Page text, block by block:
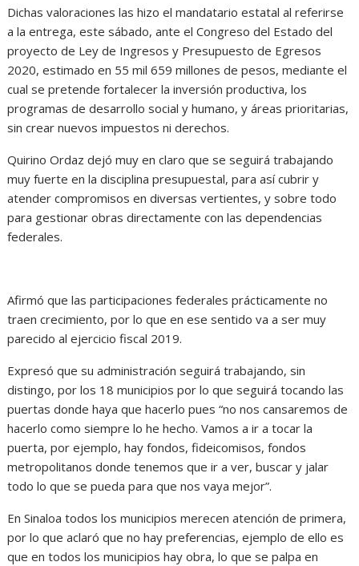
Dichas valoraciones las hizo el mandatario estatal al referirse
a la entrega, este sábado, ante el Congreso del Estado del
proyecto de Ley de Ingresos y Presupuesto de Egresos
2020, estimado en 55 mil 659 millones de pesos, mediante el
cual se pretende fortalecer la inversión productiva, los
programas de desarrollo social y humano, y áreas prioritarias,
sin crear nuevos impuestos ni derechos.
Quirino Ordaz dejó muy en claro que se seguirá trabajando
muy fuerte en la disciplina presupuestal, para así cubrir y
atender compromisos en diversas vertientes, y sobre todo
para gestionar obras directamente con las dependencias
federales.
Afirmó que las participaciones federales prácticamente no
traen crecimiento, por lo que en ese sentido va a ser muy
parecido al ejercicio fiscal 2019.
Expresó que su administración seguirá trabajando, sin
distingo, por los 18 municipios por lo que seguirá tocando las
puertas donde haya que hacerlo pues “no nos cansaremos de
hacerlo como siempre lo he hecho. Vamos a ir a tocar la
puerta, por ejemplo, hay fondos, fideicomisos, fondos
metropolitanos donde tenemos que ir a ver, buscar y jalar
todo lo que se pueda para que nos vaya mejor”.
En Sinaloa todos los municipios merecen atención de primera,
por lo que aclaró que no hay preferencias, ejemplo de ello es
que en todos los municipios hay obra, lo que se palpa en